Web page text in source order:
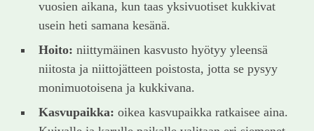
vuosien aikana, kun taas yksivuotiset kukkivat
usein heti samana kesänä.
Hoito: niittymäinen kasvusto hyötyy yleensä
niitosta ja niittojätteen poistosta, jotta se pysyy
monimuotoisena ja kukkivana.
Kasvupaikka: oikea kasvupaikka ratkaisee aina.